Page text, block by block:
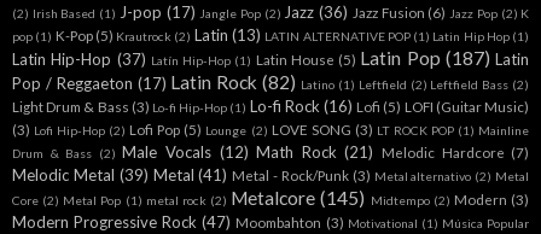
(2) Irish Based (1) J-pop (17) Jangle Pop (2) Jazz (36) Jazz Fusion (6) Jazz Pop (2) K
pop (1) K-Pop (5) Krautrock (2) Latin (13) LATIN ALTERNATIVE POP (1) Latin Hip Hop (1)
Latin Hip-Hop (37) Latín Hip-Hop (1) Latin House (5) Latin Pop (187) Latin
Pop / Reggaeton (17) Latin Rock (82) Latino (1) Leftfield (2) Leftfield Bass (2)
Light Drum & Bass (3) Lo-fi Hip-Hop (1) Lo-fi Rock (16) Lofi (5) LOFI (Guitar Music)
(3) Lofi Hip-Hop (2) Lofi Pop (5) Lounge (2) LOVE SONG (3) LT ROCK POP (1) Mainline
Drum & Bass (2) Male Vocals (12) Math Rock (21) Melodic Hardcore (7)
Melodic Metal (39) Metal (41) Metal - Rock/Punk (3) Metal alternativo (2) Metal
Core (2) Metal Pop (1) metal rock (2) Metalcore (145) Midtempo (2) Modern (3)
Modern Progressive Rock (47) Moombahton (3) Motivational (1) Música Popular